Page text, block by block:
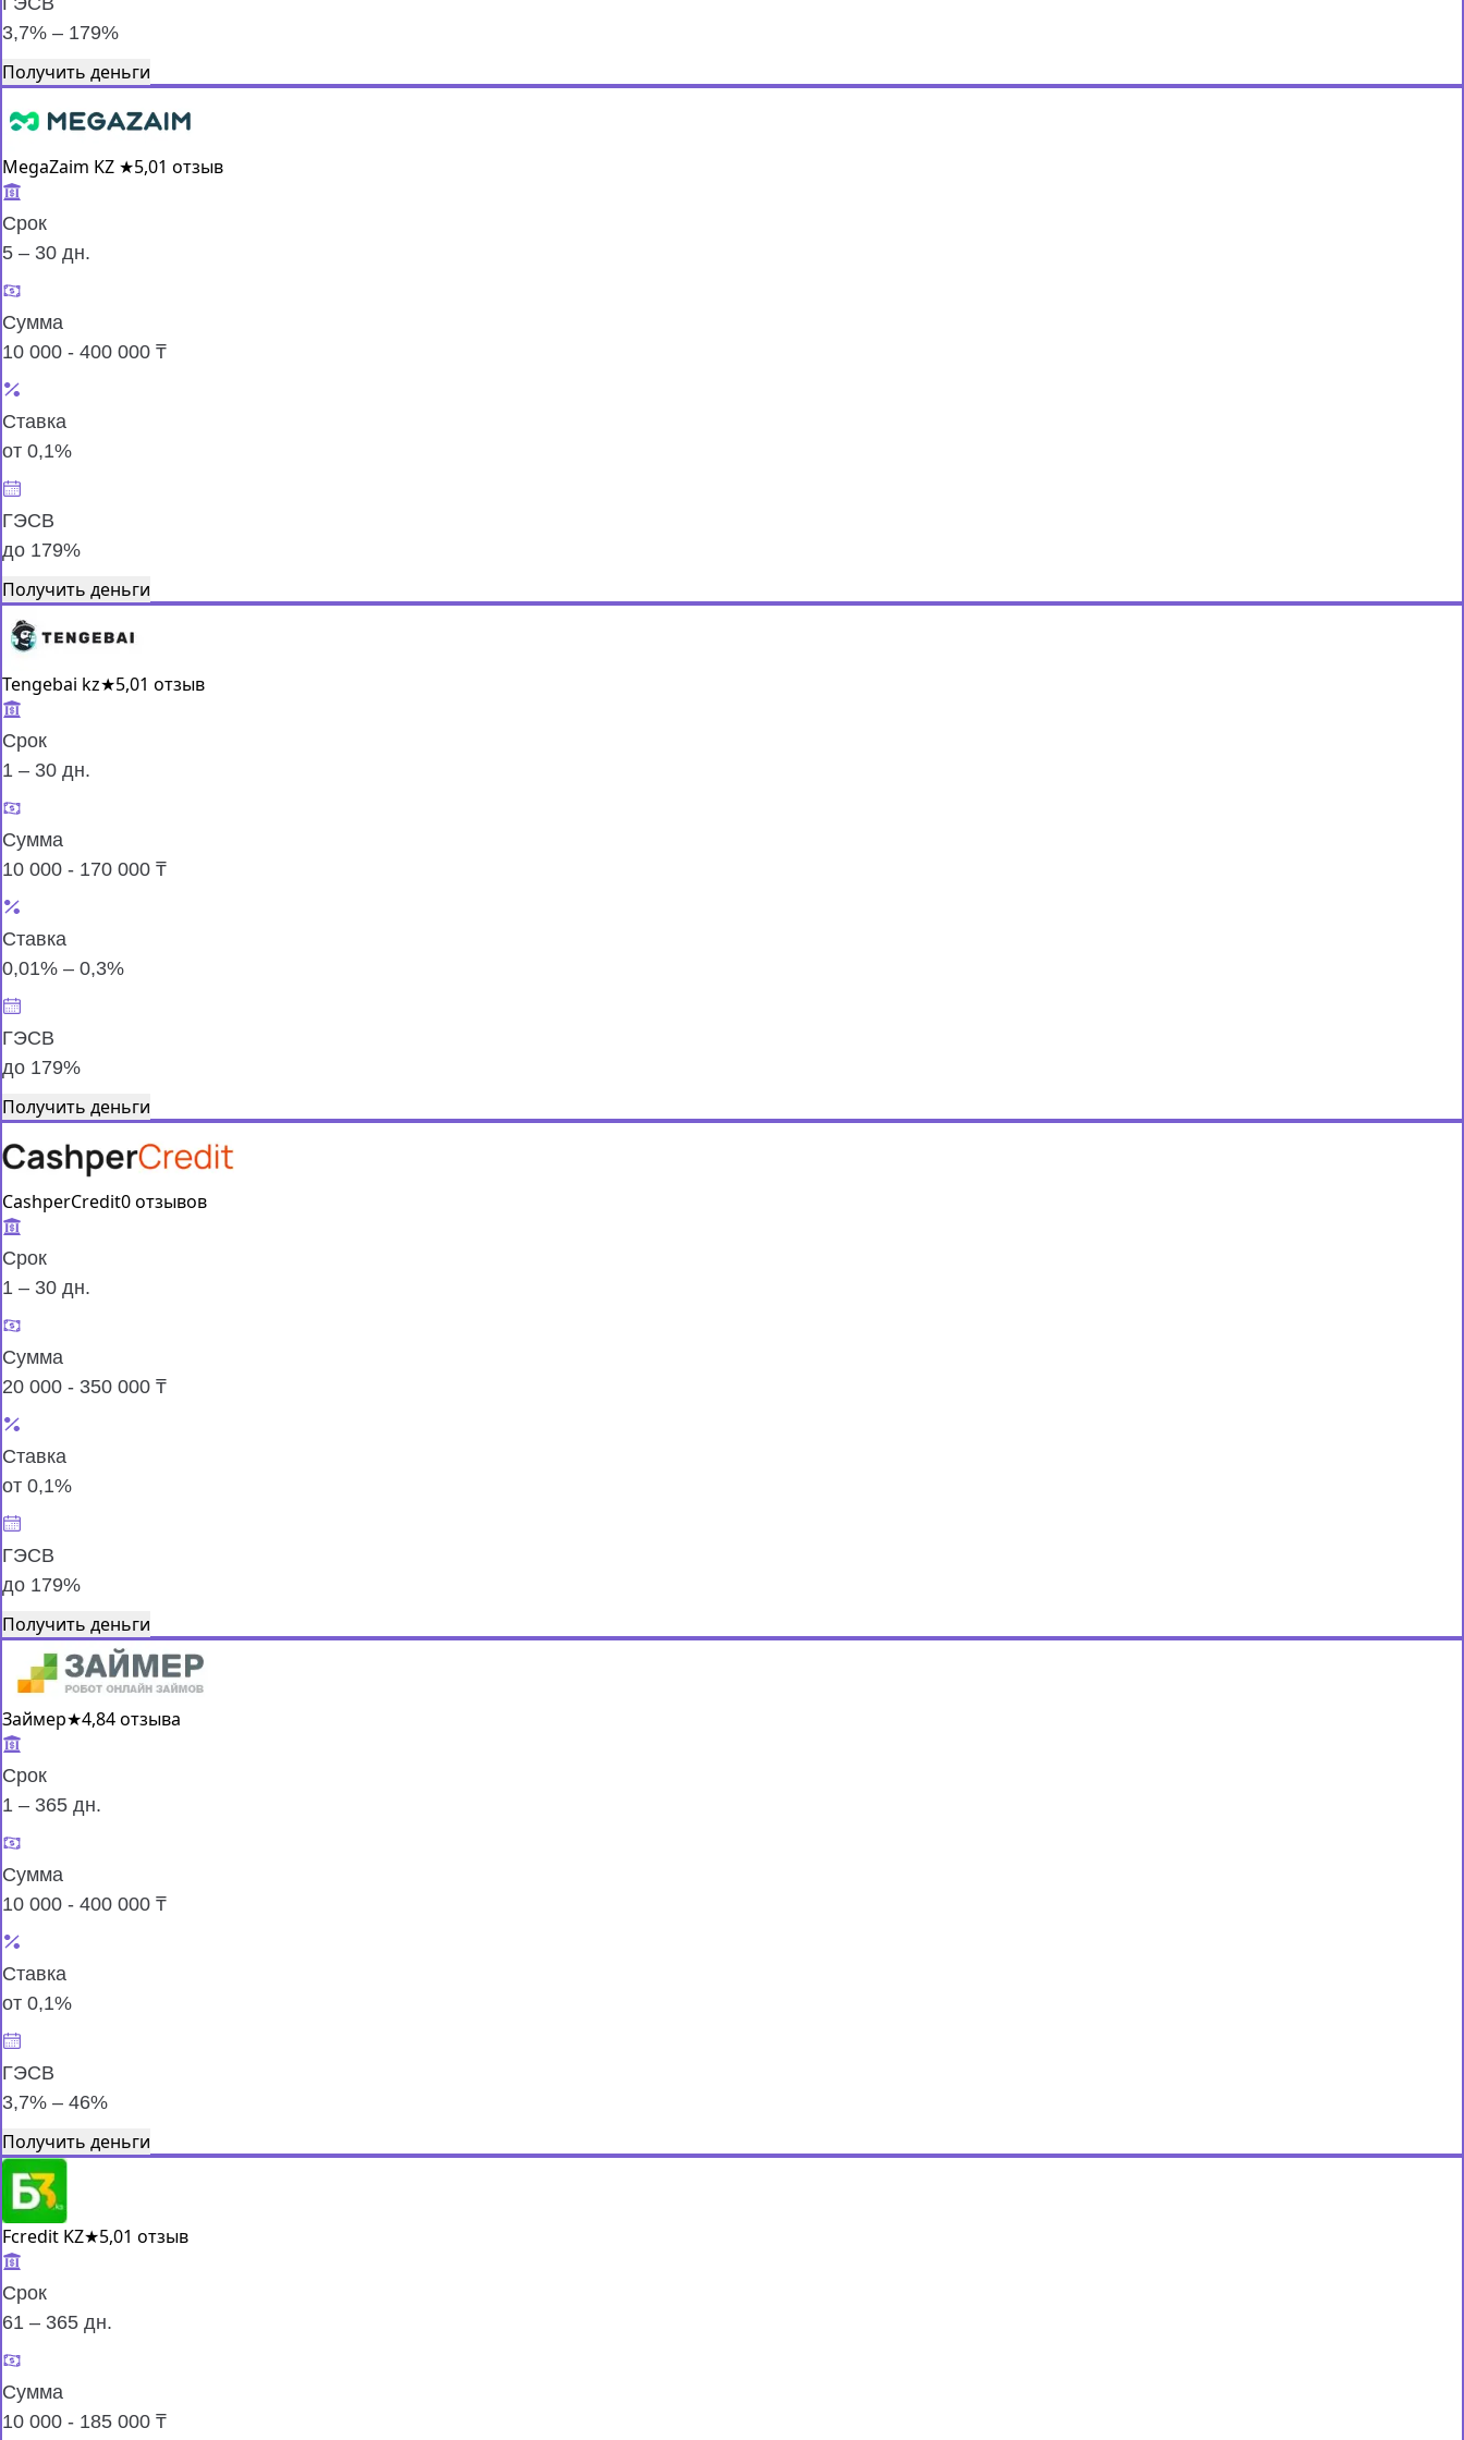
3,7% – 179%
Получить деньги
MegaZaim KZ ★5,01 отзыв
Срок
5 – 30 дн.
Сумма
10 000 - 400 000 ₸
Ставка
от 0,1%
ГЭСВ
до 179%
Получить деньги
Tengebai kz★5,01 отзыв
Срок
1 – 30 дн.
Сумма
10 000 - 170 000 ₸
Ставка
0,01% – 0,3%
ГЭСВ
до 179%
Получить деньги
CashperCredit0 отзывов
Срок
1 – 30 дн.
Сумма
20 000 - 350 000 ₸
Ставка
от 0,1%
ГЭСВ
до 179%
Получить деньги
Займер★4,84 отзыва
Срок
1 – 365 дн.
Сумма
10 000 - 400 000 ₸
Ставка
от 0,1%
ГЭСВ
3,7% – 46%
Получить деньги
Fcredit KZ★5,01 отзыв
Срок
61 – 365 дн.
Сумма
10 000 - 185 000 ₸